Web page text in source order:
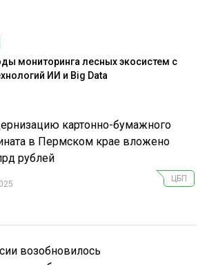
картонно-бумажного
в Пермском крае вложено
рублей
ЦБП
возобновилось
мониторинга лесных экосистем с
ИИ и Big Data